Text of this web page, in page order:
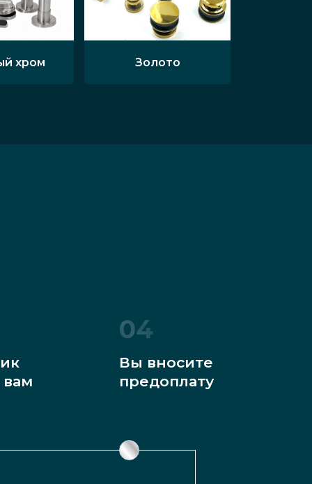
хром Золото
04
Вы вносите
предоплату